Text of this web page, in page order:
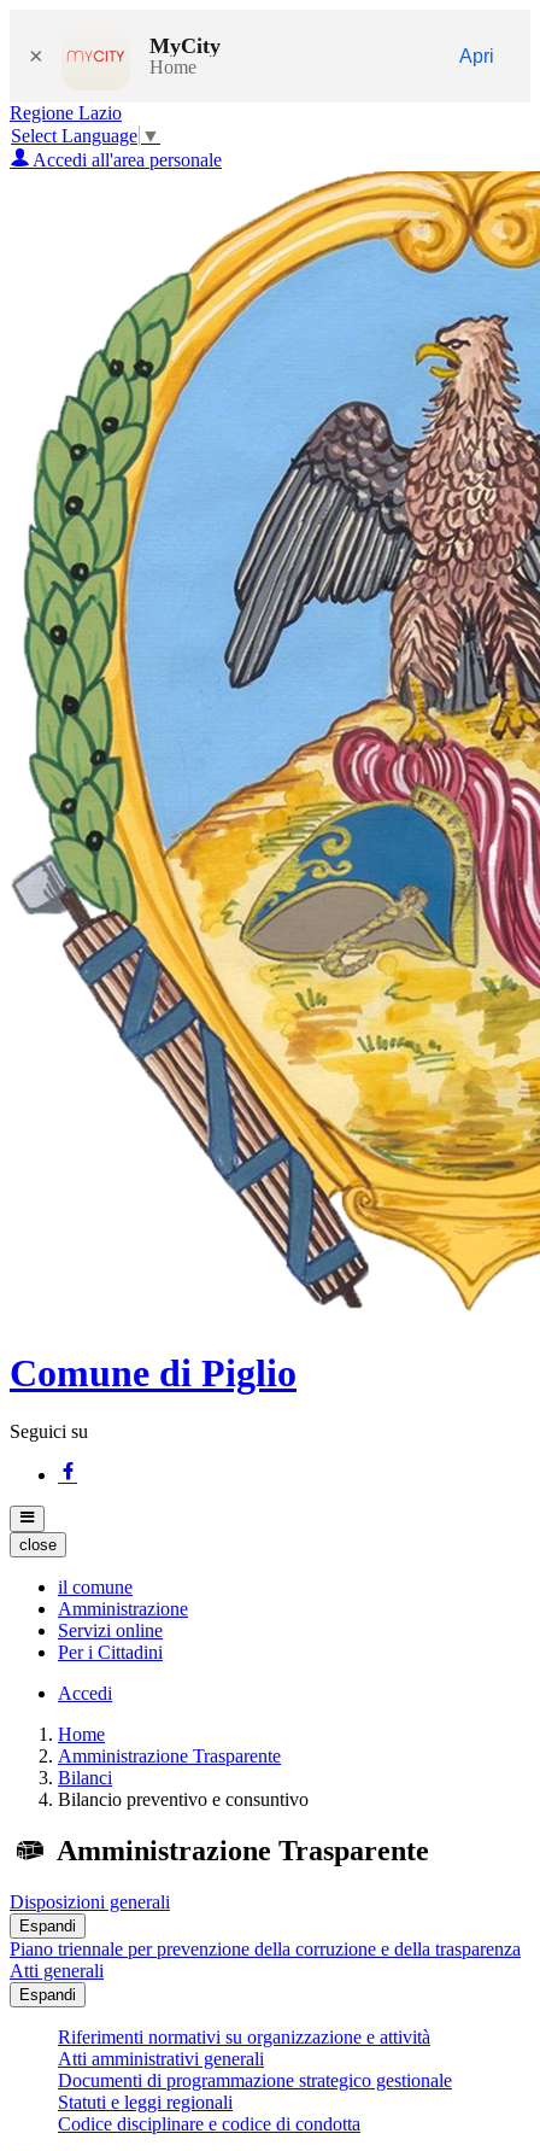
× MyCity
Home
Apri
Regione Lazio
Select Language ▼
Accedi all'area personale
Comune di Piglio
Seguici su
close
il comune
Amministrazione
Servizi online
Per i Cittadini
Accedi
Home
Amministrazione Trasparente
Bilanci
Bilancio preventivo e consuntivo
Amministrazione Trasparente
Disposizioni generali
Espandi
Piano triennale per prevenzione della corruzione e della trasparenza
Atti generali
Espandi
Riferimenti normativi su organizzazione e attività
Atti amministrativi generali
Documenti di programmazione strategico gestionale
Statuti e leggi regionali
Codice disciplinare e codice di condotta